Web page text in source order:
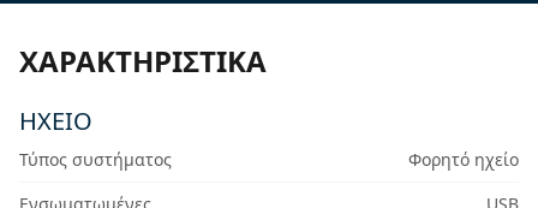
ΧΑΡΑΚΤΗΡΙΣΤΙΚΆ
ΗΧΕΊΟ
Τύπος συστήματος
Φορητό ηχείο